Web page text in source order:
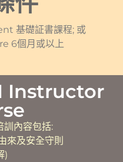
基礎証書課程; 或
6個月或以上
Instructor
訓內容包括:
及安全守則
)